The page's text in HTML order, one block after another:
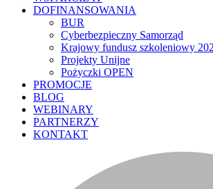
DOFINANSOWANIA
BUR
Cyberbezpieczny Samorząd
Krajowy fundusz szkoleniowy
Projekty Unijne
Pożyczki OPEN
PROMOCJE
BLOG
WEBINARY
PARTNERZY
KONTAKT